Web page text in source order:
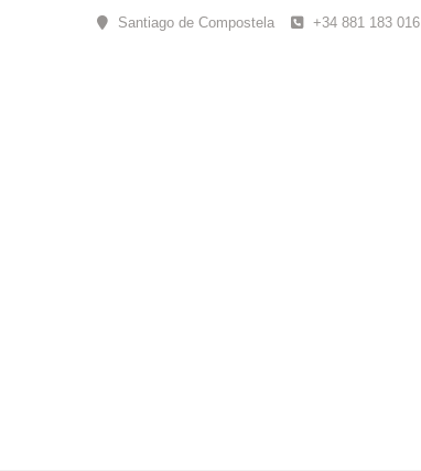
Santiago de Compostela +34 881 183 016